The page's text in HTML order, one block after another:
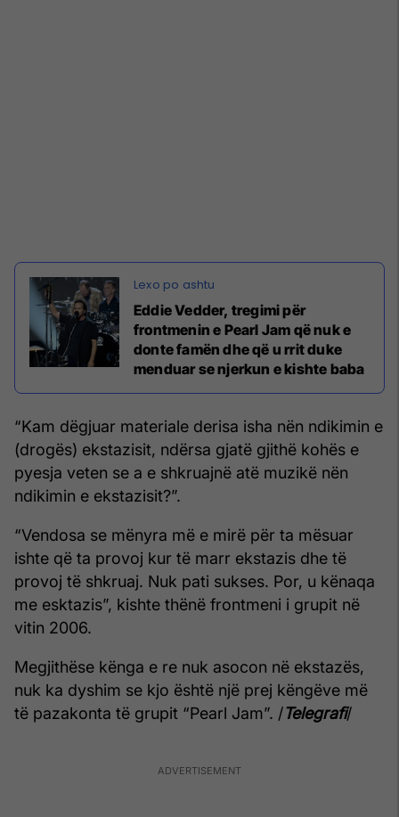
Eddie Vedder, tregimi për
frontmenin e Pearl Jam që nuk e
donte famën dhe që u rrit duke
menduar se njerkun e kishte baba
“Kam dëgjuar materiale derisa isha nën ndikimin e
(drogës) ekstazisit, ndërsa gjatë gjithë kohës e
pyesja veten se a e shkruajnë atë muzikë nën
ndikimin e ekstazisit?”.
“Vendosa se mënyra më e mirë për ta mësuar
ishte që ta provoj kur të marr ekstazis dhe të
provoj të shkruaj. Nuk pati sukses. Por, u kënaqa
me esktazis”, kishte thënë frontmeni i grupit në
vitin 2006.
Megjithëse kënga e re nuk asocon në ekstazës,
nuk ka dyshim se kjo është një prej këngëve më
të pazakonta të grupit “Pearl Jam”. /Telegrafi/